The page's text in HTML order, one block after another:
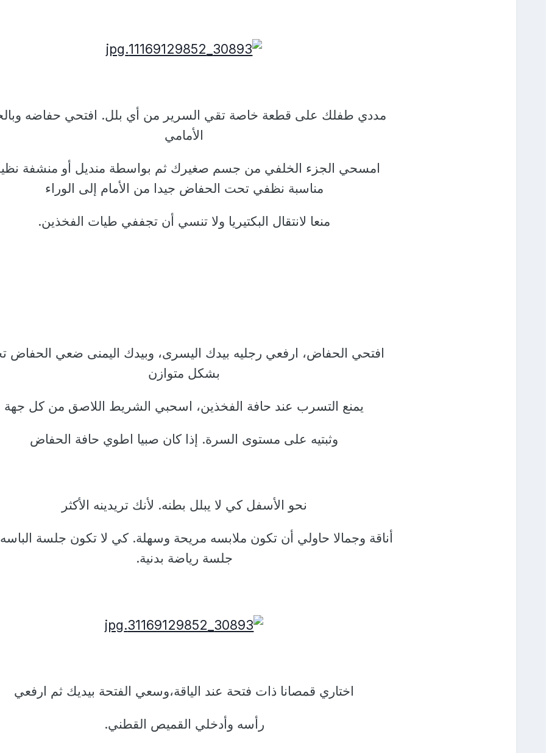
مددي طفلك على قطعة خاصة تقي السرير من أي بلل. افتحي حفاضه
الأمامي
امسحي الجزء الخلفي من جسم صغيرك ثم بواسطة منديل أو منشفة
مناسبة نظفي تحت الحفاض جيدا من الأمام إلى الوراء
منعا لانتقال البكتيريا ولا تنسي أن تجففي طيات الفخذين.
افتحي الحفاض، ارفعي رجليه بيدك اليسرى، وبيدك اليمنى ضعي الحفاض
بشكل متوازن
يمنع التسرب عند حافة الفخذين، اسحبي الشريط اللاصق من كل جهة
وثبتيه على مستوى السرة. إذا كان صبيا اطوي حافة الحفاض
نحو الأسفل كي لا يبلل بطنه. لأنك تريدينه الأكثر
أناقة وجمالا حاولي أن تكون ملابسه مريحة وسهلة. كي لا تكون جلسة الباسه
جلسة رياضة بدنية.
اختاري قمصانا ذات فتحة عند الياقة،وسعي الفتحة بيديك ثم ارفعي
رأسه وأدخلي القميص القطني.